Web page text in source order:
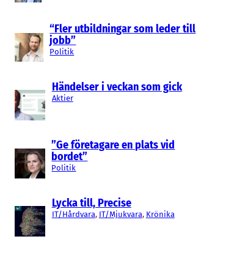
“Fler utbildningar som leder till
jobb”
Politik
Händelser i veckan som gick
Aktier
”Ge företagare en plats vid
bordet”
Politik
Lycka till, Precise
IT/Hårdvara, IT/Mjukvara, Krönika